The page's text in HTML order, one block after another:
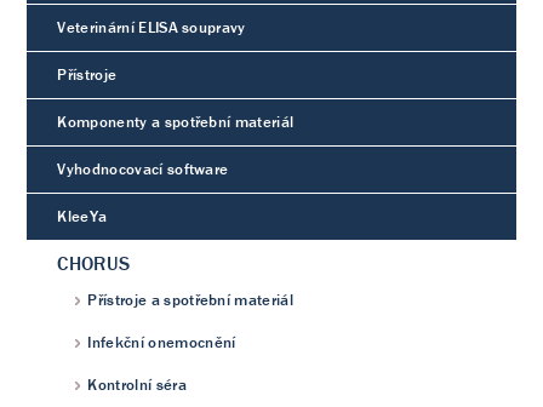
Veterinární ELISA soupravy
Přístroje
Komponenty a spotřební materiál
Vyhodnocovací software
KleeYa
CHORUS
Přístroje a spotřební materiál
Infekční onemocnění
Kontrolní séra